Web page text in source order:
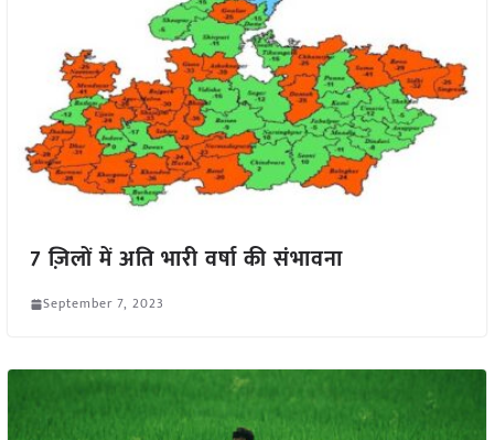
7 ज़िलों में अति भारी वर्षा की संभावना
September 7, 2023